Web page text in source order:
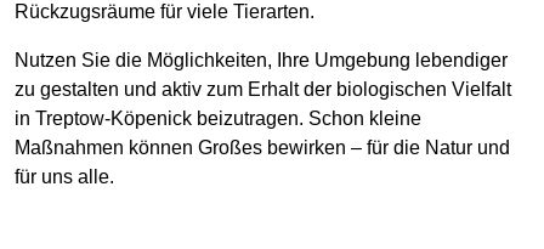
Rückzugsräume für viele Tierarten.
Nutzen Sie die Möglichkeiten, Ihre Umgebung lebendiger
zu gestalten und aktiv zum Erhalt der biologischen Vielfalt
in Treptow-Köpenick beizutragen. Schon kleine
Maßnahmen können Großes bewirken – für die Natur und
für uns alle.